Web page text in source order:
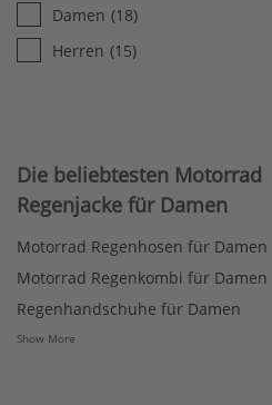
Damen (18)
Herren (15)
Die beliebtesten Motorrad
Regenjacke für Damen
Motorrad Regenhosen für Damen
Motorrad Regenkombi für Damen
Regenhandschuhe für Damen
Show More